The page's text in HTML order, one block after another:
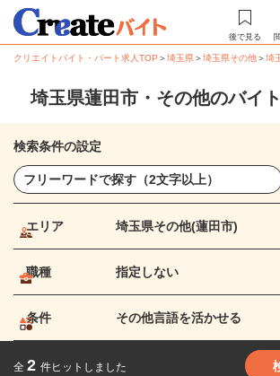
後で見る
クリエイトバイト・パート求人TOP ＞埼玉県＞埼玉県その他＞埼
埼玉県蓮田市・その他のバイ
検索条件の設定
エリア 埼玉県その他(蓮田市)
職種 指定しない
条件 その他言語を活かせる
全 2 件ヒットしました